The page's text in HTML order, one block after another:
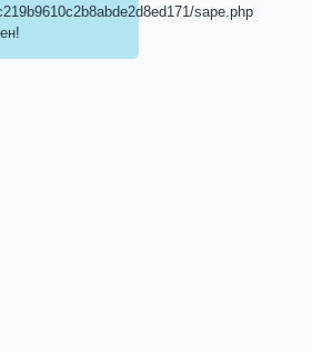
sape.php